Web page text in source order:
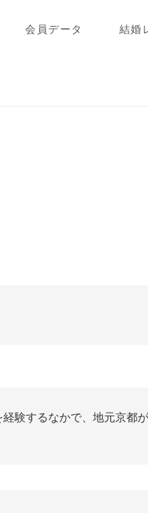
会員データ 結婚
験するなかで、地元京都